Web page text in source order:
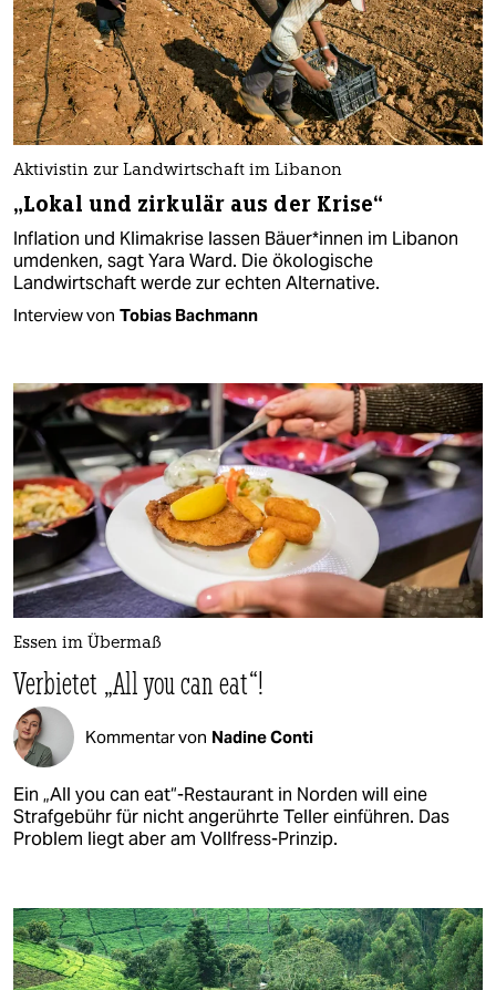
Aktivistin zur Landwirtschaft im Libanon
„Lokal und zirkulär aus der Krise“
Inflation und Klimakrise lassen Bäue­r*in­nen im Libanon
umdenken, sagt Yara Ward. Die ökologische
Landwirtschaft werde zur echten Alternative.
Interview von Tobias Bachmann
Essen im Übermaß
Verbietet „All you can eat“!
Kommentar von Nadine Conti
Ein „All you can eat“-Restaurant in Norden will eine
Strafgebühr für nicht angerührte Teller einführen. Das
Problem liegt aber am Vollfress-Prinzip.